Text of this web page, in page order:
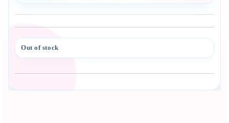
Out of stock